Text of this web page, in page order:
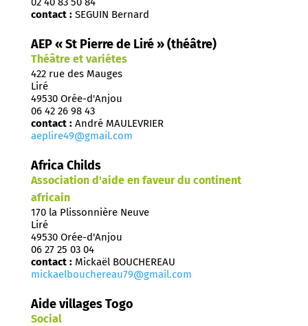
contact : SEGUIN Bernard
AEP « St Pierre de Liré » (théâtre)
Théâtre et variétes
422 rue des Mauges
Liré
49530 Orée-d'Anjou
06 42 26 98 43
contact : André MAULEVRIER
aeplire49@gmail.com
Africa Childs
Association d'aide en faveur du continent
africain
170 la Plissonnière Neuve
Liré
49530 Orée-d'Anjou
06 27 25 03 04
contact : Mickaël BOUCHEREAU
mickaelbouchereau79@gmail.com
Aide villages Togo
Social